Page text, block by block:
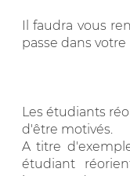
Il faudra vous
passe dans
Les étudiants
d'être motivés.
A titre
étudiant